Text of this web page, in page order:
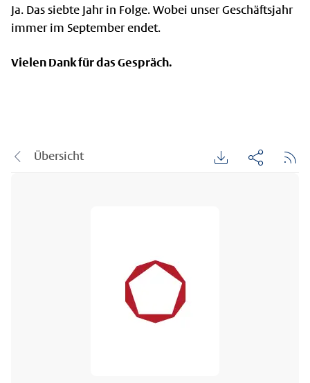
Ja. Das siebte Jahr in Folge. Wobei unser Geschäftsjahr
immer im September endet.
Vielen Dank für das Gespräch.
Übersicht